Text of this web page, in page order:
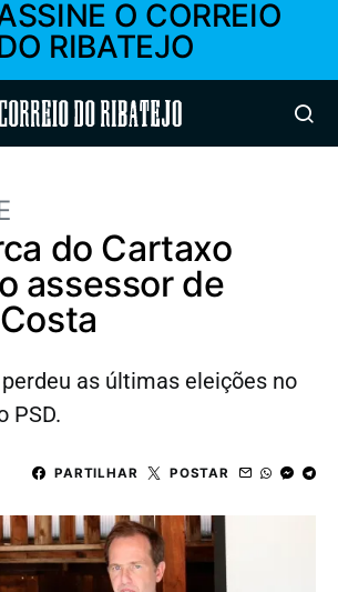
O CORREIO
RIBATEJO
Correio do Ribatejo
do Cartaxo
assessor de
as últimas eleições no
PSD.
PARTILHAR POSTAR